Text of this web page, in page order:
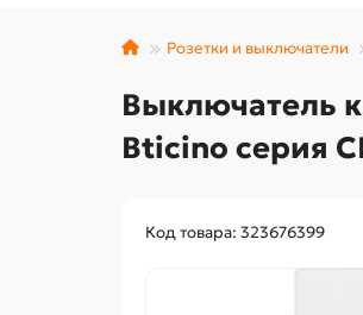
Розетки и выключатели
Выключатель
Bticino серия
Код товара: 323676399